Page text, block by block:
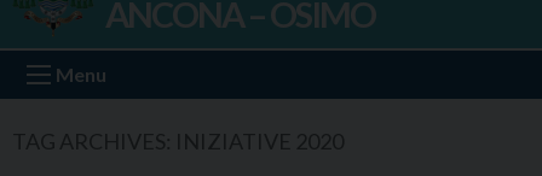
Ancona Osimo
ANCONA – OSIMO
Menu